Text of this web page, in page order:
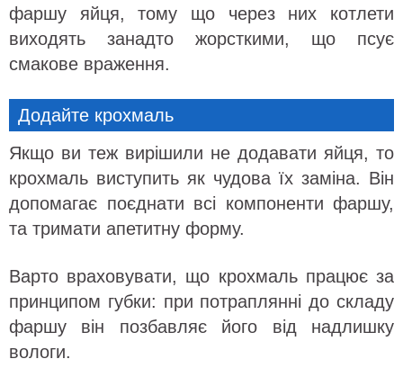
фаршу яйця, тому що через них котлети
виходять занадто жорсткими, що псує
смакове враження.
Додайте крохмаль
Якщо ви теж вирішили не додавати яйця, то
крохмаль виступить як чудова їх заміна. Він
допомагає поєднати всі компоненти фаршу,
та тримати апетитну форму.
Варто враховувати, що крохмаль працює за
принципом губки: при потраплянні до складу
фаршу він позбавляє його від надлишку
вологи.